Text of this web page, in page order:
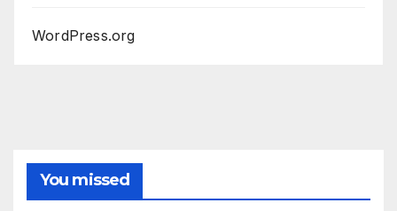
WordPress.org
You missed